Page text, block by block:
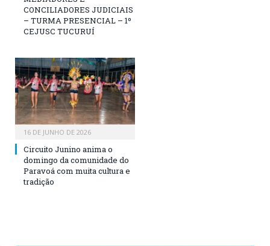
CONCILIADORES JUDICIAIS
– TURMA PRESENCIAL – 1º
CEJUSC TUCURUÍ
16 DE JUNHO DE 2026
Circuito Junino anima o
domingo da comunidade do
Paravoá com muita cultura e
tradição